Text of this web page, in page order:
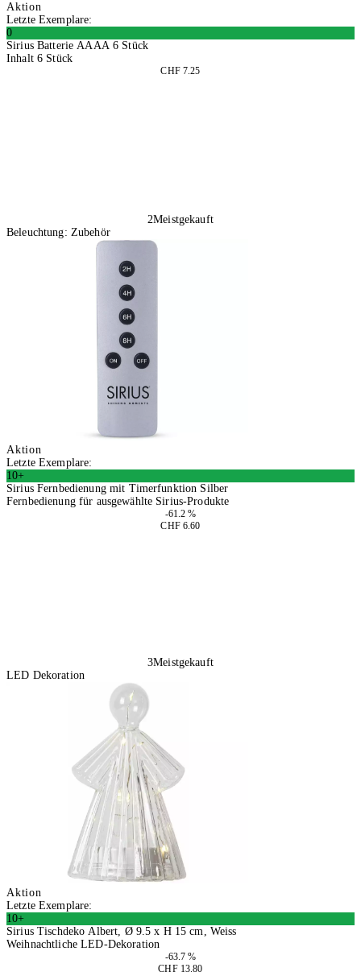
Aktion
Letzte Exemplare:
0
Sirius Batterie AAAA 6 Stück
Inhalt 6 Stück
CHF 7.25
2Meistgekauft
Beleuchtung: Zubehör
Aktion
Letzte Exemplare:
10+
Sirius Fernbedienung mit Timerfunktion Silber
Fernbedienung für ausgewählte Sirius-Produkte
-61.2 %
CHF 6.60
3Meistgekauft
LED Dekoration
Aktion
Letzte Exemplare:
10+
Sirius Tischdeko Albert, Ø 9.5 x H 15 cm, Weiss
Weihnachtliche LED-Dekoration
-63.7 %
CHF 13.80